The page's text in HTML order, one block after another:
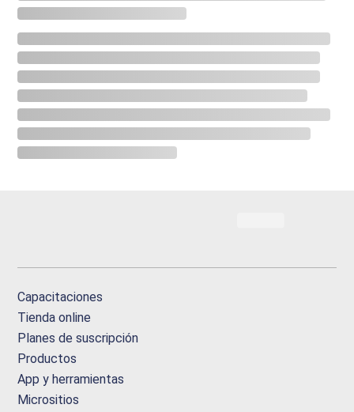
Capacitaciones
Tienda online
Planes de suscripción
Productos
App y herramientas
Micrositios